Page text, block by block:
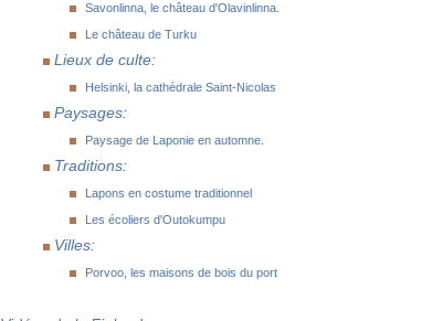
Savonlinna, le château d'Olavinlinna.
Le château de Turku
Lieux de culte:
Helsinki, la cathédrale Saint-Nicolas
Paysages:
Paysage de Laponie en automne.
Traditions:
Lapons en costume traditionnel
Les écoliers d'Outokumpu
Villes:
Porvoo, les maisons de bois du port